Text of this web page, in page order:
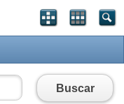
Buscar